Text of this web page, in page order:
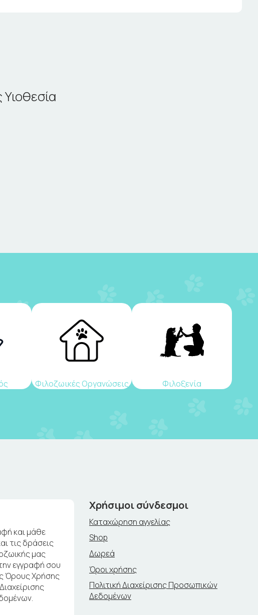
Φιλοζωικές Οργανώσεις Φιλοξενία
και μάθε
τις δράσεις
μας
εγγραφή σου
Όρους Χρήσης
Χρήσιμοι σύνδεσμοι
Καταχώρηση αγγελίας
Shop
Δωρεά
Όροι χρήσης
Πολιτική Διαχείρισης Προσωπικών
Δεδομένων